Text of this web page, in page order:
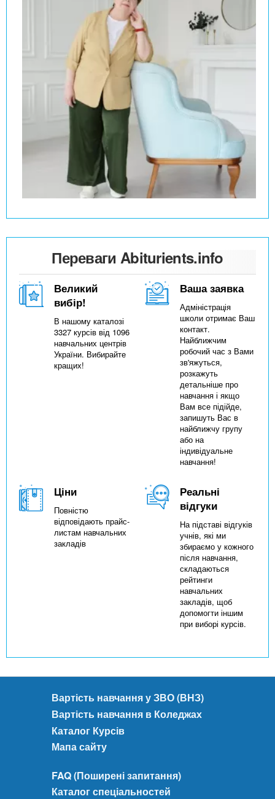
Переваги Abiturients.info
Великий
вибір!
В нашому каталозі
3327 курсів від 1096
навчальних центрів
України. Вибирайте
кращих!
Ваша заявка
Адміністрація
школи отримає Ваш
контакт.
Найближчим
робочий час з Вами
зв'яжуться,
розкажуть
детальніше про
навчання і якщо
Вам все підійде,
запишуть Вас в
найближчу групу
або на
індивідуальне
навчання!
Ціни
Повністю
відповідають прайс-
листам навчальних
закладів
Реальні
відгуки
На підставі відгуків
учнів, які ми
збираємо у кожного
після навчання,
складаються
рейтинги
навчальних
закладів, щоб
допомогти іншим
при виборі курсів.
Вартість навчання у ЗВО (ВНЗ)
Вартість навчання в Коледжах
Каталог Курсів
Мапа сайту
FAQ (Поширені запитання)
Каталог спеціальностей